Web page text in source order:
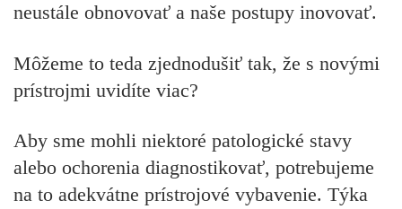
neustále obnovovať a naše postupy inovovať.
Môžeme to teda zjednodušiť tak, že s novými
prístrojmi uvidíte viac?
Aby sme mohli niektoré patologické stavy
alebo ochorenia diagnostikovať, potrebujeme
na to adekvátne prístrojové vybavenie. Týka